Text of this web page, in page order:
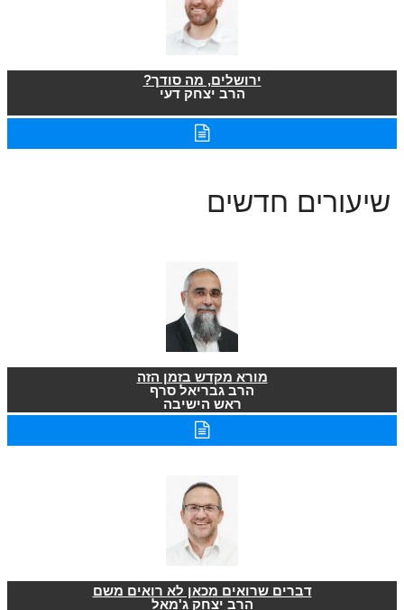
ירושלים, מה סודך?
הרב יצחק דעי
שיעורים חדשים
מורא מקדש בזמן הזה
הרב גבריאל סרף
ראש הישיבה
דברים שרואים מכאן לא רואים משם
הרב יצחק ג'מאל